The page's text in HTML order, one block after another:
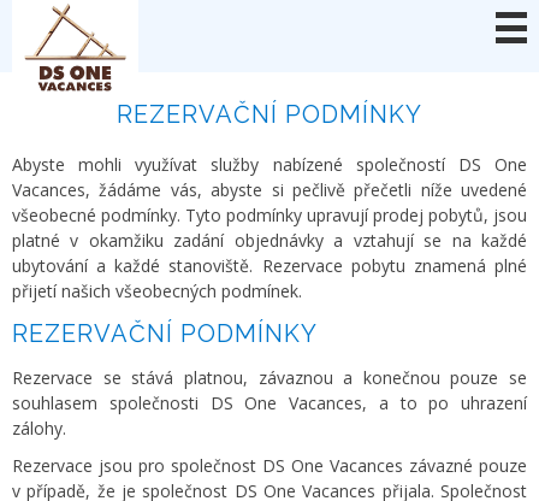
REZERVAČNÍ PODMÍNKY
Abyste mohli využívat služby nabízené společností DS One
Vacances, žádáme vás, abyste si pečlivě přečetli níže uvedené
všeobecné podmínky. Tyto podmínky upravují prodej pobytů, jsou
platné v okamžiku zadání objednávky a vztahují se na každé
ubytování a každé stanoviště. Rezervace pobytu znamená plné
přijetí našich všeobecných podmínek.
REZERVAČNÍ PODMÍNKY
Rezervace se stává platnou, závaznou a konečnou pouze se
souhlasem společnosti DS One Vacances, a to po uhrazení
zálohy.
Rezervace jsou pro společnost DS One Vacances závazné pouze
v případě, že je společnost DS One Vacances přijala. Společnost
Panel pro správu cookies